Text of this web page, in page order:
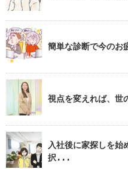
簡単な診断で今のお
視点を変えれば、
入社後に家探しを始
択...